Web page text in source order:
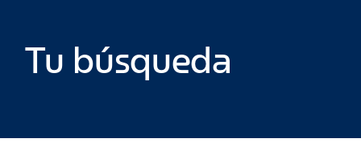
Tu búsqueda